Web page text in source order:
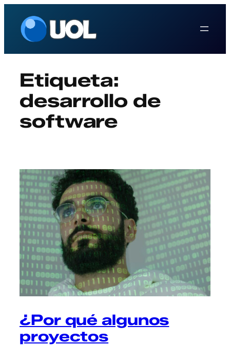
contenido
Etiqueta:
desarrollo de
software
¿Por qué algunos
proyectos